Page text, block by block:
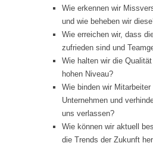
Wie erkennen wir
und wie beheben wir
Wie erreichen wir, dass
zufrieden sind und
Wie halten wir die
hohen Niveau?
Wie binden wir
Unternehmen und
uns verlassen?
Wie können wir aktuell
die Trends der Zukunft